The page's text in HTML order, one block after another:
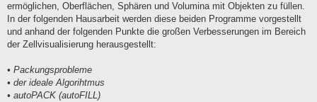
ermöglichen, Oberflächen, Sphären und Volumina mit Objekten zu füllen.
In der folgenden Hausarbeit werden diese beiden Programme vorgestellt
und anhand der folgenden Punkte die großen Verbesserungen im Bereich
der Zellvisualisierung herausgestellt:
• Packungsprobleme
• der ideale Algorihtmus
• autoPACK (autoFILL)